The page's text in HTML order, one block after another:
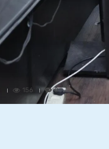
156 0